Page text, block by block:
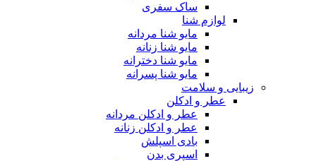
ساک سفری
لوازم شنا
مایو شنا مردانه
مایو شنا زنانه
مایو شنا دخترانه
مایو شنا پسرانه
زیبایی و سلامت
عطر و ادکلن
عطر و ادکلن مردانه
عطر و ادکلن زنانه
بادی اسپلش
اسپری بدن